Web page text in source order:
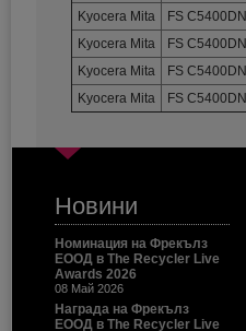
Kyocera Mita
FS C5400DN
Kyocera Mita
FS C5400DN
Kyocera Mita
FS C5400DN
Kyocera Mita
FS C5400DN
Новини
Номинация на Фрекълз
ЕООД в The Recycler Live
Awards 2026
08 Май 2026
Награда на Фрекълз
ЕООД в The Recycler Live